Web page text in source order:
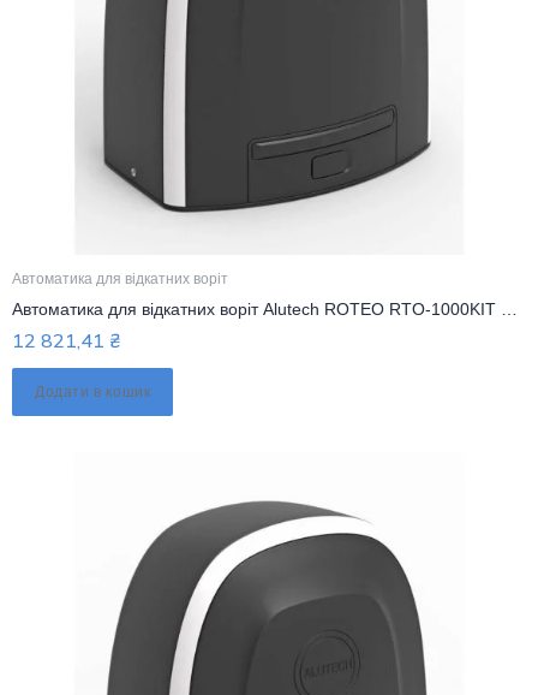
Автоматика для відкатних воріт
12 821,41 ₴
Додати в кошик